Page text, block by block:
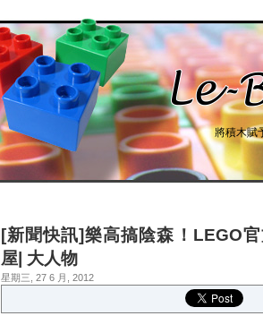
將積木賦
[新聞快訊]樂高搞陰森！LEGO
屋| 大人物
星期三, 27 6 月, 2012